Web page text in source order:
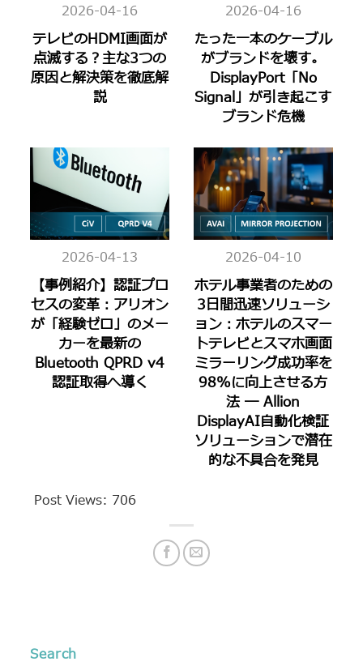
2026-04-16
テレビのHDMI画面が
点滅する？主な3つの
原因と解決策を徹底解
説
2026-04-16
たった一本のケーブル
がブランドを壊す。
DisplayPort「No
Signal」が引き起こす
ブランド危機
2026-04-13
【事例紹介】認証プロ
セスの変革：アリオン
が「経験ゼロ」のメー
カーを最新の
Bluetooth QPRD v4
認証取得へ導く
2026-04-10
ホテル事業者のための
3日間迅速ソリューシ
ョン：ホテルのスマー
トテレビとスマホ画面
ミラーリング成功率を
98%に向上させる方
法 ― Allion
DisplayAI自動化検証
ソリューションで潜在
的な不具合を発見
Post Views: 706
Search